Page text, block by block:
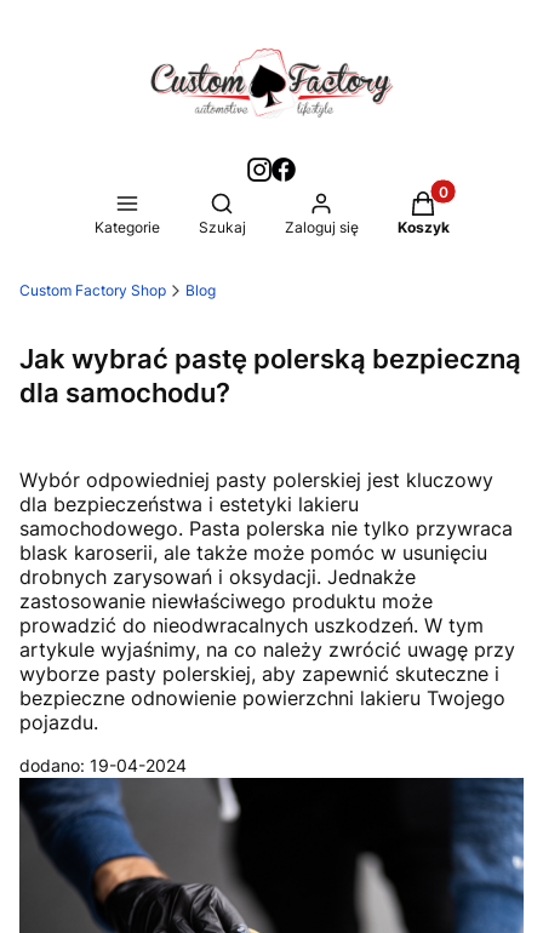
Kategorie
Otwórz wyszukiwarkę
Szukaj Zaloguj się
Produkty w
Koszyk
Custom Factory Shop Blog
Jak wybrać pastę polerską bezpieczną
dla samochodu?
Wybór odpowiedniej pasty polerskiej jest kluczowy
dla bezpieczeństwa i estetyki lakieru
samochodowego. Pasta polerska nie tylko przywraca
blask karoserii, ale także może pomóc w usunięciu
drobnych zarysowań i oksydacji. Jednakże
zastosowanie niewłaściwego produktu może
prowadzić do nieodwracalnych uszkodzeń. W tym
artykule wyjaśnimy, na co należy zwrócić uwagę przy
wyborze pasty polerskiej, aby zapewnić skuteczne i
bezpieczne odnowienie powierzchni lakieru Twojego
pojazdu.
dodano: 19-04-2024